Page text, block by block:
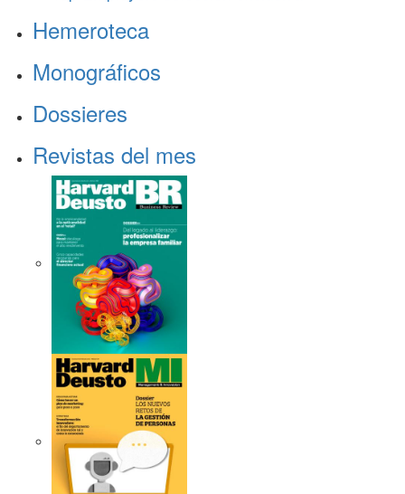
Hemeroteca
Monográficos
Dossieres
Revistas del mes